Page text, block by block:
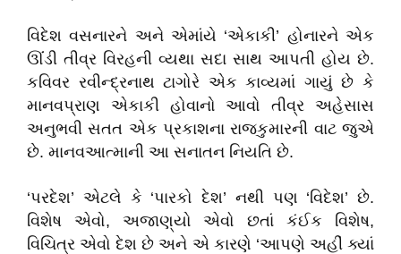
વિદેશ વસનારને અને એમાંયે ‘એકાકી’ હોનારને એક
ઊંંડી તીવ્ર વિરહની વ્યથા સદા સાથ આપતી હોય છે.
કવિવર રવીન્દ્રનાથ ટાગોરે એક કાવ્યમાં ગાયું છે કે
માનવપ્રાણ એકાકી હોવાનો આવો તીવ્ર અહેસાસ
અનુભવી સતત એક પ્રકાશના રાજકુમારની વાટ જુએ
છે. માનવઆત્માની આ સનાતન નિયતિ છે.
‘પરદેશ’ એટલે કે ‘પારકો દેશ’ નથી પણ ‘વિદેશ’ છે.
વિશેષ એવો, અજાણ્‌યો એવો છતાં કંઈક વિશેષ,
વિચિત્ર એવો દેશ છે અને એ કારણે ‘આપણે અહીં ક્યાં